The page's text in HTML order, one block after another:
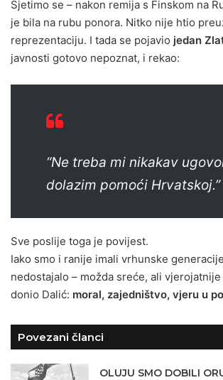
Sjetimo se – nakon remija s Finskom na
je bila na rubu ponora. Nitko nije htio
reprezentaciju. I tada se pojavio jedan
javnosti gotovo nepoznat, i rekao:
“Ne treba mi nikakav
dolazim pomoći Hrvatskoj.”
Sve poslije toga je povijest.
Iako smo i ranije imali vrhunske
nedostajalo – možda sreće, ali
donio Dalić: moral, zajedništvo, vjeru u
Povezani članci
OLUJU SMO DOBILI